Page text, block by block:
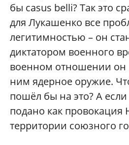
бы casus belli? Так это
для Лукашенко все
легитимностью – он
диктатором военного
военном отношении он
ним ядерное оружие.
пошёл бы на это? А
подано как провокация
территории союзного